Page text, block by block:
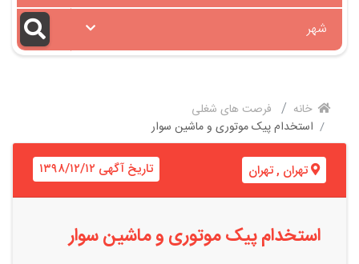
شهر
خانه
فرصت های شغلی
استخدام پیک موتوری و ماشین سوار
تهران ,تهران تاریخ آگهی ۱۳۹۸/۱۲/۱۲
استخدام پیک موتوری و ماشین سوار